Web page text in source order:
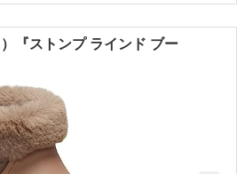
『ストンプ ラインド ブー